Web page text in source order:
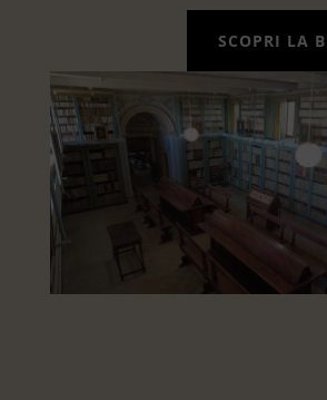
SCOPRI LA